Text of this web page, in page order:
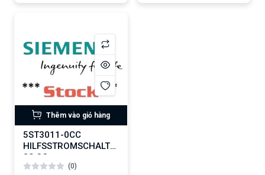
Thêm vào giỏ hàng
5ST3011-0CC
HILFSSTROMSCHALTER
2S CC
(0)